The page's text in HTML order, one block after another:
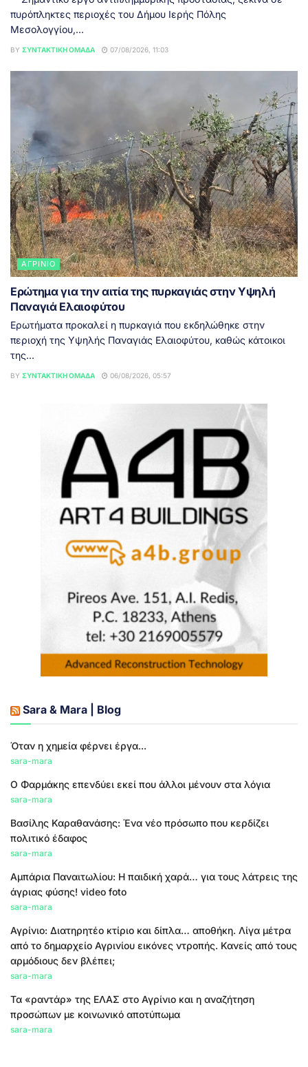
πυρόπληκτες περιοχές του Δήμου Ιερής Πόλης
Μεσολογγίου,...
BY ΣΥΝΤΑΚΤΙΚΉ ΟΜΆΔΑ 07/08/2026, 11:03
ΑΓΡΊΝΙΟ
Ερώτημα για την αιτία της πυρκαγιάς στην Υψηλή
Παναγιά Ελαιοφύτου
Ερωτήματα προκαλεί η πυρκαγιά που εκδηλώθηκε στην
περιοχή της Υψηλής Παναγιάς Ελαιοφύτου, καθώς κάτοικοι
της...
BY ΣΥΝΤΑΚΤΙΚΉ ΟΜΆΔΑ 06/08/2026, 05:57
Sara & Mara | Blog
Όταν η χημεία φέρνει έργα...
sara-mara
Ο Φαρμάκης επενδύει εκεί που άλλοι μένουν στα λόγια
sara-mara
Βασίλης Καραθανάσης: Ένα νέο πρόσωπο που κερδίζει
πολιτικό έδαφος
sara-mara
Αμπάρια Παναιτωλίου: Η παιδική χαρά… για τους λάτρεις της
άγριας φύσης! video foto
sara-mara
Αγρίνιο: Διατηρητέο κτίριο και δίπλα… αποθήκη. Λίγα μέτρα
από το δημαρχείο Αγρινίου εικόνες ντροπής. Κανείς από τους
αρμόδιους δεν βλέπει;
sara-mara
Τα «ραντάρ» της ΕΛΑΣ στο Αγρίνιο και η αναζήτηση
προσώπων με κοινωνικό αποτύπωμα
sara-mara